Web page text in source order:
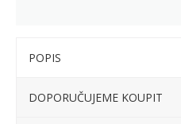
POPIS
DOPORUČUJEME KOUPIT